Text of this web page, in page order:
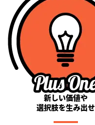
新しい価値や
選択肢を生み出せ